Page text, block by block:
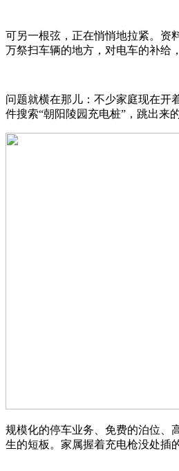
可另一根弦，正在悄悄地拉紧。资
万祭扫车辆的地方，对电车的补给
问题就横在那儿：不少家庭现在开
件搜索“朝阳陵园充电桩”，跳出来
规模化的停车业务、免费的泊位、
生的短板。家属握着充电枪没处插